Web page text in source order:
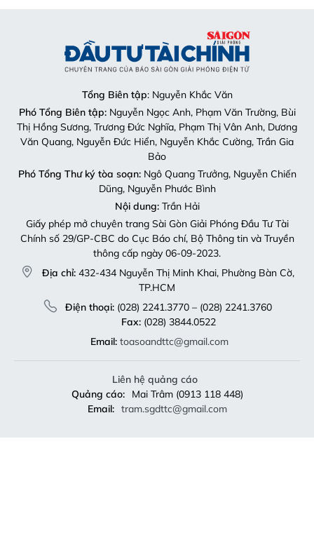
Tổng Biên tập: Nguyễn Khắc Văn
Phó Tổng Biên tập:Nguyễn Ngọc Anh, Phạm Văn Trường, Bùi
Thị Hồng Sương, Trương Đức Nghĩa, Phạm Thị Vân Anh, Dương
Văn Quang, Nguyễn Đức Hiển, Nguyễn Khắc Cường, Trần Gia
Bảo
Phó Tổng Thư ký tòa soạn:Ngô Quang Trưởng, Nguyễn Chiến
Dũng, Nguyễn Phước Bình
Nội dung:Trần Hải
Giấy phép mở chuyên trang Sài Gòn Giải Phóng Đầu Tư Tài
Chính số 29/GP-CBC do Cục Báo chí, Bộ Thông tin và Truyền
thông cấp ngày 06-09-2023.
Địa chỉ: 432-434 Nguyễn Thị Minh Khai, Phường Bàn Cờ,
TP.HCM
Điện thoại:(028) 2241.3770 – (028) 2241.3760
Fax:(028) 3844.0522
Email: toasoandttc@gmail.com
Liên hệ quảng cáo
Quảng cáo:
Mai Trâm (0913 118 448)
Email: tram.sgdttc@gmail.com